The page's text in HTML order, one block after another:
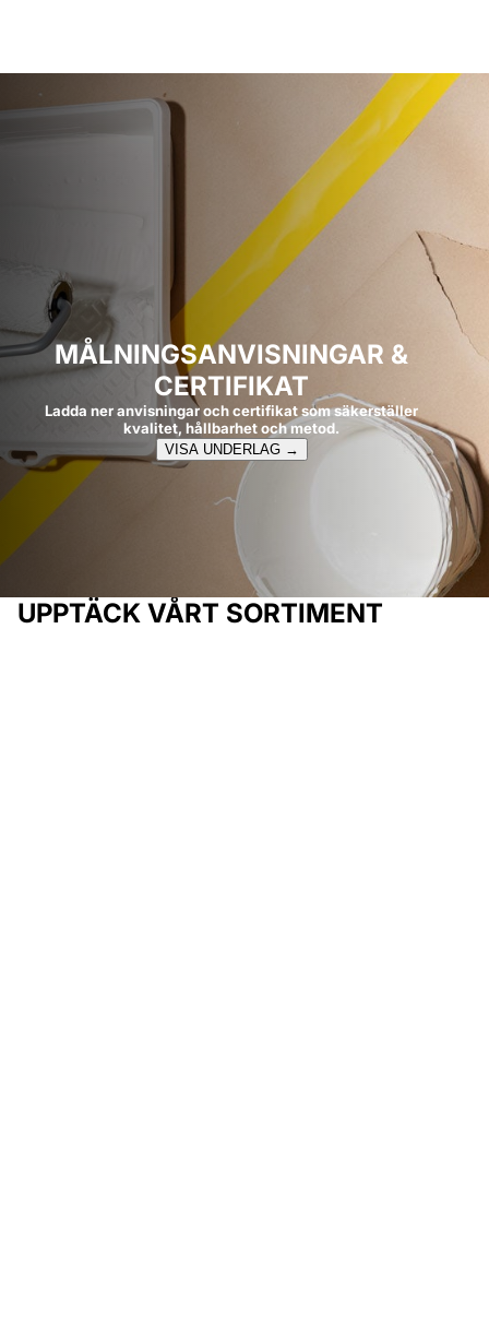
MÅLNINGSANVISNINGAR &
CERTIFIKAT
Ladda ner anvisningar och certifikat som säkerställer
kvalitet, hållbarhet och metod.
VISA UNDERLAG →
UPPTÄCK VÅRT SORTIMENT